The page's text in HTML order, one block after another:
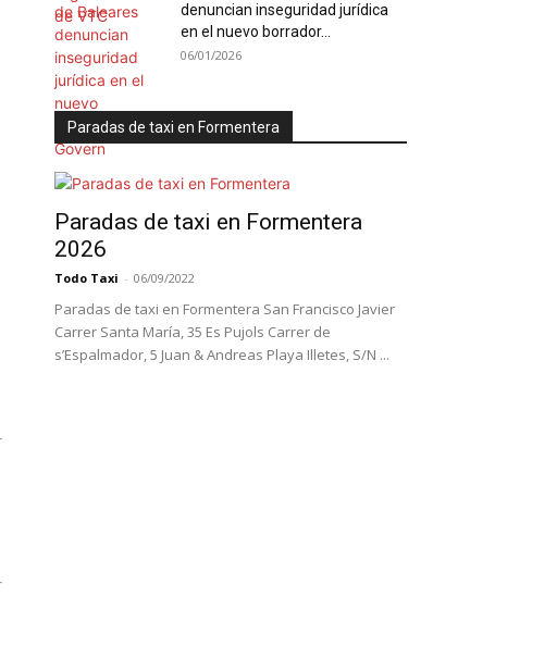
denuncian inseguridad jurídica
en el nuevo borrador...
06/01/2026
Paradas de taxi en Formentera
Paradas de taxi en Formentera
2026
Todo Taxi - 06/09/2022
Paradas de taxi en Formentera San Francisco Javier
Carrer Santa María, 35 Es Pujols Carrer de
s’Espalmador, 5 Juan & Andreas Playa Illetes, S/N ...